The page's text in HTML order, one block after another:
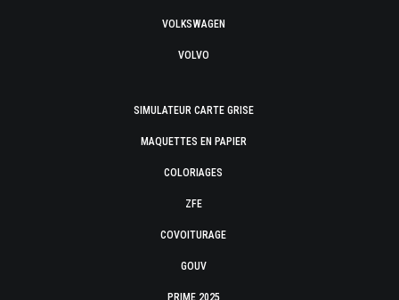
VOLKSWAGEN
VOLVO
SIMULATEUR CARTE GRISE
MAQUETTES EN PAPIER
COLORIAGES
ZFE
COVOITURAGE
GOUV
PRIME 2025